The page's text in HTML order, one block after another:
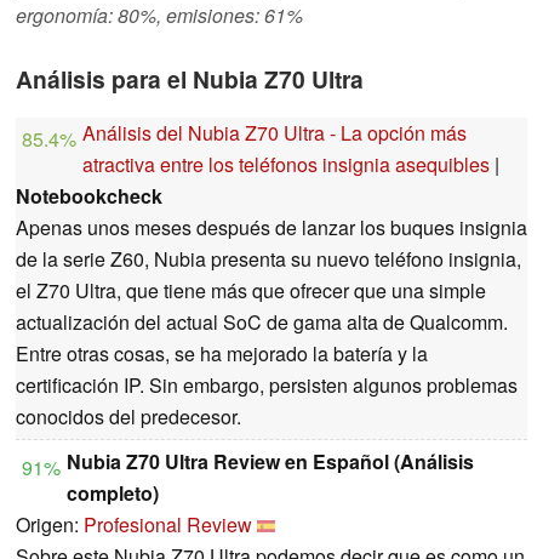
ergonomía: 80%, emisiones: 61%
Análisis para el Nubia Z70 Ultra
85.4% Análisis del Nubia Z70 Ultra - La opción más
atractiva entre los teléfonos insignia asequibles |
Notebookcheck
Apenas unos meses después de lanzar los buques insignia
de la serie Z60, Nubia presenta su nuevo teléfono insignia,
el Z70 Ultra, que tiene más que ofrecer que una simple
actualización del actual SoC de gama alta de Qualcomm.
Entre otras cosas, se ha mejorado la batería y la
certificación IP. Sin embargo, persisten algunos problemas
conocidos del predecesor.
91% Nubia Z70 Ultra Review en Español (Análisis
completo)
Origen: Profesional Review